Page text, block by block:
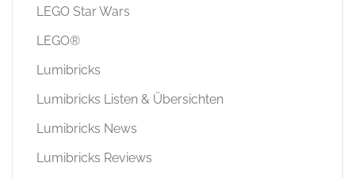
LEGO Star Wars
LEGO®
Lumibricks
Lumibricks Listen & Übersichten
Lumibricks News
Lumibricks Reviews